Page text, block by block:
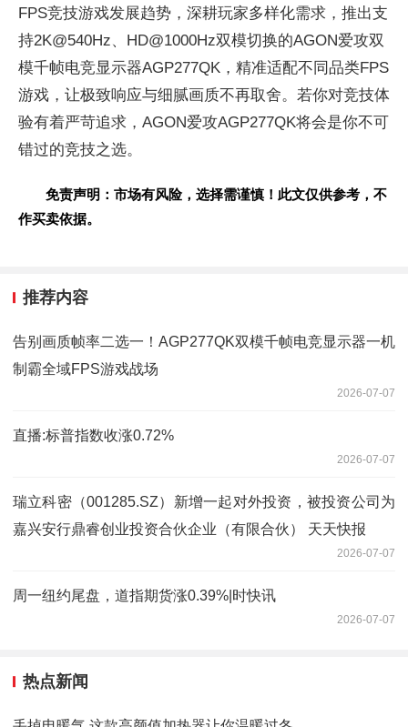
FPS竞技游戏发展趋势，深耕玩家多样化需求，推出支
持2K@540Hz、HD@1000Hz双模切换的AGON爱攻双
模千帧电竞显示器AGP277QK，精准适配不同品类FPS
游戏，让极致响应与细腻画质不再取舍。若你对竞技体
验有着严苛追求，AGON爱攻AGP277QK将会是你不可
错过的竞技之选。
免责声明：市场有风险，选择需谨慎！此文仅供参考，不
作买卖依据。
推荐内容
告别画质帧率二选一！AGP277QK双模千帧电竞显示器一机
制霸全域FPS游戏战场
2026-07-07
直播:标普指数收涨0.72%
2026-07-07
瑞立科密（001285.SZ）新增一起对外投资，被投资公司为
嘉兴安行鼎睿创业投资合伙企业（有限合伙） 天天快报
2026-07-07
周一纽约尾盘，道指期货涨0.39%|时快讯
2026-07-07
热点新闻